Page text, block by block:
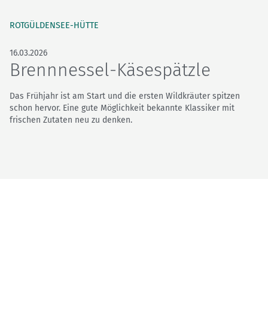
ROTGÜLDENSEE-HÜTTE
16.03.2026
Brennnessel-Käsespätzle
Das Frühjahr ist am Start und die ersten Wildkräuter spitzen
schon hervor. Eine gute Möglichkeit bekannte Klassiker mit
frischen Zutaten neu zu denken.